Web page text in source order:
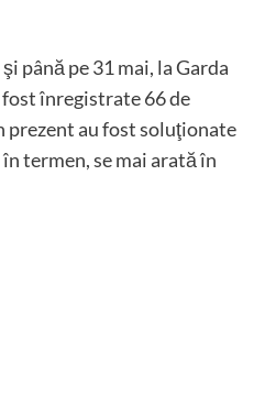
până pe 31 mai, la Garda
înregistrate 66 de
prezent au fost soluţionate
termen, se mai arată în